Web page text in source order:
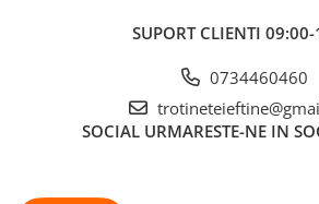
SUPORT CLIENTI 09:00-
0734460460
SOCIAL URMARESTE-NE IN